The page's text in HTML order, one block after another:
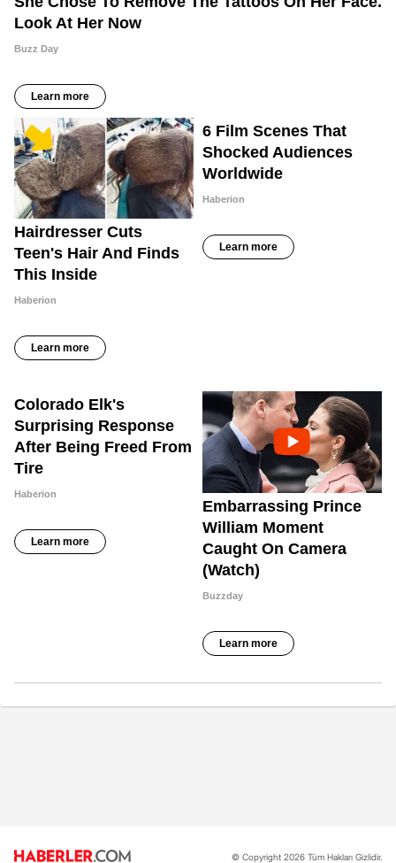
© Copyright 2026 Tüm Hakları Gizlidir.